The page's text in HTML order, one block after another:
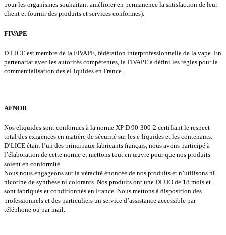
pour les organismes souhaitant améliorer en permanence la satisfaction de leur
client et fournir des produits et services conformes).
FIVAPE
D’LICE est membre de la FIVAPE, fédération interprofessionnelle de la vape. En
partenariat avec les autorités compétentes, la FIVAPE a défini les règles pour la
commercialisation des eLiquides en France.
AFNOR
Nos eliquides sont conformes à la norme XP D 90-300-2 certifiant le respect
total des exigences en matière de sécurité sur les e-liquides et les contenants.
D’LICE étant l’un des principaux fabricants français, nous avons participé à
l’élaboration de cette norme et mettons tout en œuvre pour que nos produits
soient en conformité.
Nous nous engageons sur la véracité énoncée de nos produits et n’utilisons ni
nicotine de synthèse ni colorants. Nos produits ont une DLUO de 18 mois et
sont fabriqués et conditionnés en France. Nous mettons à disposition des
professionnels et des particuliers un service d’assistance accessible par
téléphone ou par mail.